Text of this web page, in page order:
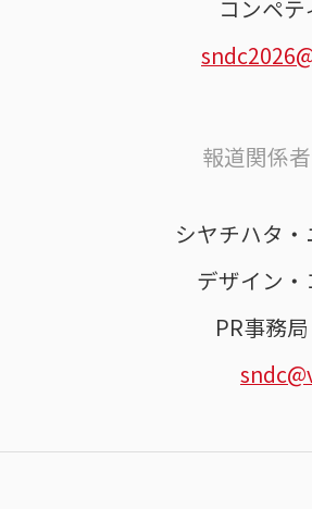
コンペ
報道関係
シヤチハタ
デザイン
PR事務